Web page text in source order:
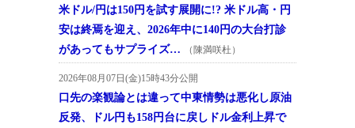
米ドル/円は150円を試す展開に!? 米ドル高・円
安は終焉を迎え、2026年中に140円の大台打診
があってもサプライズ…
（陳満咲杜）
2026年08月07日(金)15時43分公開
口先の楽観論とは違って中東情勢は悪化し原油
反発、ドル円も158円台に戻しドル金利上昇で